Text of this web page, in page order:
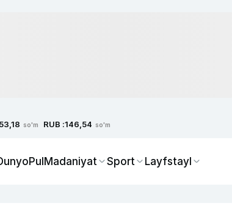
so'm RUB :146,54 so'm
PulMadaniyat Sport Layfstayl